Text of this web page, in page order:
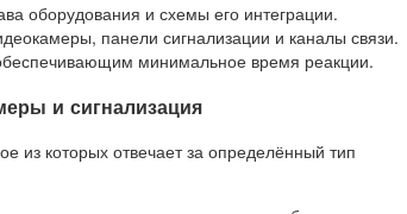
оборудования и схемы его интеграции.
панели сигнализации и каналы связи.
минимальное время реакции.
и сигнализация
из которых отвечает за определённый тип